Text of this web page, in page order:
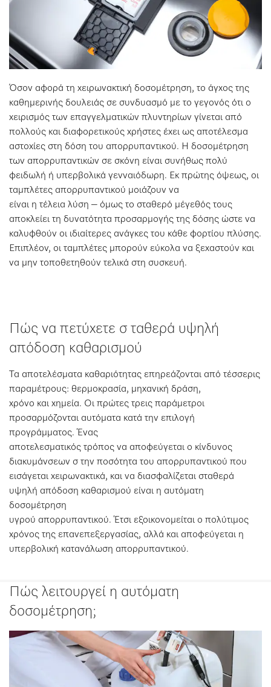
Όσον αφορά τη χειρωνακτική δοσομέτρηση, το άγχος της
καθημερινής δουλειάς σε συνδυασμό με το γεγονός ότι ο
χειρισμός των επαγγελματικών πλυντηρίων γίνεται από
πολλούς και διαφορετικούς χρήστες έχει ως αποτέλεσμα
αστοχίες στη δόση του απορρυπαντικού. Η δοσομέτρηση
των απορρυπαντικών σε σκόνη είναι συνήθως πολύ
φειδωλή ή υπερβολικά γενναιόδωρη. Εκ πρώτης όψεως, οι
ταμπλέτες απορρυπαντικού μοιάζουν να
είναι η τέλεια λύση – όμως το σταθερό μέγεθός τους
αποκλείει τη δυνατότητα προσαρμογής της δόσης ώστε να
καλυφθούν οι ιδιαίτερες ανάγκες του κάθε φορτίου πλύσης.
Επιπλέον, οι ταμπλέτες μπορούν εύκολα να ξεχαστούν και
να μην τοποθετηθούν τελικά στη συσκευή.
Πώς να πετύχετε σ ταθερά υψηλή
απόδοση καθαρισμού
Τα αποτελέσματα καθαριότητας επηρεάζονται από τέσσερις
παραμέτρους: θερμοκρασία, μηχανική δράση,
χρόνο και χημεία. Οι πρώτες τρεις παράμετροι
προσαρμόζονται αυτόματα κατά την επιλογή
προγράμματος. Ένας
αποτελεσματικός τρόπος να αποφεύγεται ο κίνδυνος
διακυμάνσεων σ την ποσότητα του απορρυπαντικού που
εισάγεται χειρωνακτικά, και να διασφαλίζεται σταθερά
υψηλή απόδοση καθαρισμού είναι η αυτόματη
δοσομέτρηση
υγρού απορρυπαντικού. Έτσι εξοικονομείται ο πολύτιμος
χρόνος της επανεπεξεργασίας, αλλά και αποφεύγεται η
υπερβολική κατανάλωση απορρυπαντικού.
Πώς λειτουργεί η αυτόματη
δοσομέτρηση;